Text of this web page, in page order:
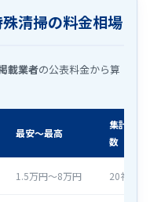
清掃の料金相場
載業者の公表料金から算
最安〜最高
集計社
数
1.5万円〜8万円 20社